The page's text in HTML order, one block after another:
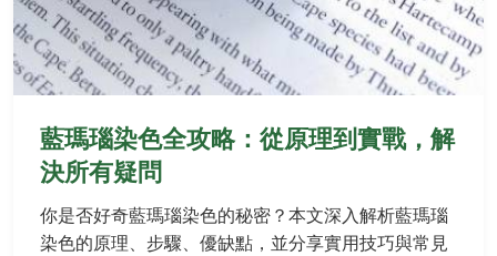
藍瑪瑙染色全攻略：從原理到實戰，解
決所有疑問
你是否好奇藍瑪瑙染色的秘密？本文深入解析藍瑪瑙
染色的原理、步驟、優缺點，並分享實用技巧與常見